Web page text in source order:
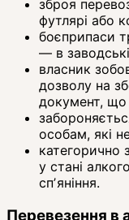
зброя
футлярі або
боєприпаси
— в
власник
дозволу на
документ, що
особам, які
категорично
у стані
спʼяніння.
Перевезення в